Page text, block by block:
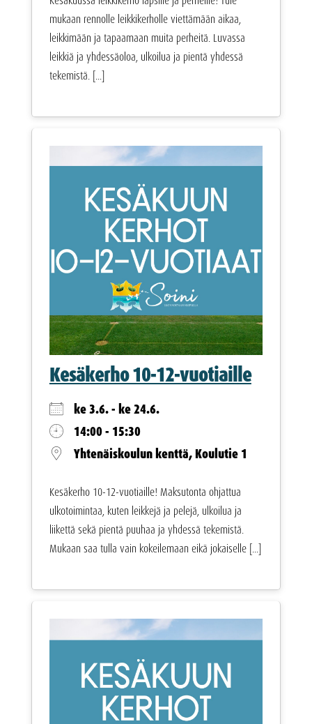
mukaan rennolle leikkikerholle viettämään aikaa,
leikkimään ja tapaamaan muita perheitä. Luvassa
leikkiä ja yhdessäoloa, ulkoilua ja pientä yhdessä
tekemistä. [...]
Kesäkerho 10-12-vuotiaille
ke 3.6. - ke 24.6.
14:00 - 15:30
Yhtenäiskoulun kenttä, Koulutie 1
Kesäkerho 10-12-vuotiaille! Maksutonta ohjattua
ulkotoimintaa, kuten leikkejä ja pelejä, ulkoilua ja
liikettä sekä pientä puuhaa ja yhdessä tekemistä.
Mukaan saa tulla vain kokeilemaan eikä jokaiselle [...]